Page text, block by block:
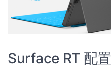
Surface RT 配置